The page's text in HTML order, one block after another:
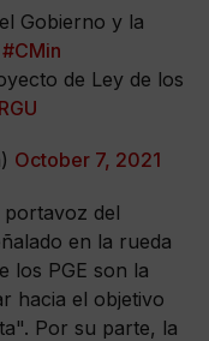
Gobierno y la
#CMin
de Ley de los
October 7, 2021
portavoz del
en la rueda
los PGE son la
hacia el objetivo
Por su parte, la